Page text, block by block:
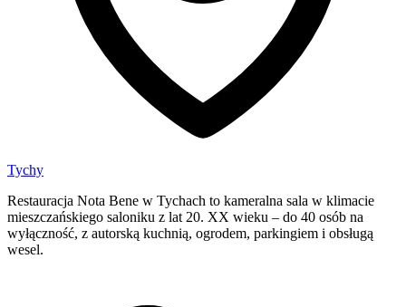
Tychy
Restauracja Nota Bene w Tychach to kameralna sala w klimacie
mieszczańskiego saloniku z lat 20. XX wieku – do 40 osób na
wyłączność, z autorską kuchnią, ogrodem, parkingiem i obsługą
wesel.